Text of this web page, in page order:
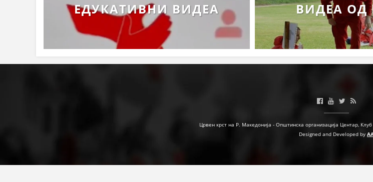
ЕДУКАТИВНИ ВИДЕА ВИДЕА ОД
Црвен крст на Р. Македонија - Општинска организација Центар,
Designed and Developed by